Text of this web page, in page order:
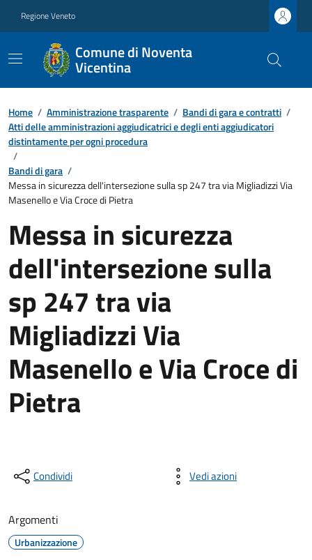
Regione Veneto
Comune di Noventa
Vicentina
Home / Amministrazione trasparente / Bandi di gara e contratti /
Atti delle amministrazioni aggiudicatrici e degli enti aggiudicatori
distintamente per ogni procedura
/
Bandi di gara /
Messa in sicurezza dell'intersezione sulla sp 247 tra via Migliadizzi Via
Masenello e Via Croce di Pietra
Messa in sicurezza
dell'intersezione sulla
sp 247 tra via
Migliadizzi Via
Masenello e Via Croce di
Pietra
Condividi Vedi azioni
Argomenti
Urbanizzazione